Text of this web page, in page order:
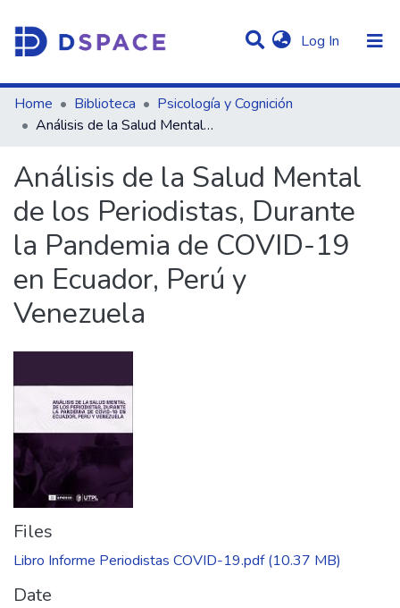
Log In (current)
Statistics
All of DSpace
Home Biblioteca
Psicología y Cognición
Análisis de la Salud Mental de los Periodistas, Durante la Pandemia de COVID-19 en Ecuador, Perú y Venezuela
Análisis de la Salud Mental
de los Periodistas, Durante
la Pandemia de COVID-19
en Ecuador, Perú y
Venezuela
Files
Libro Informe Periodistas COVID-19.pdf (10.37 MB)
Date